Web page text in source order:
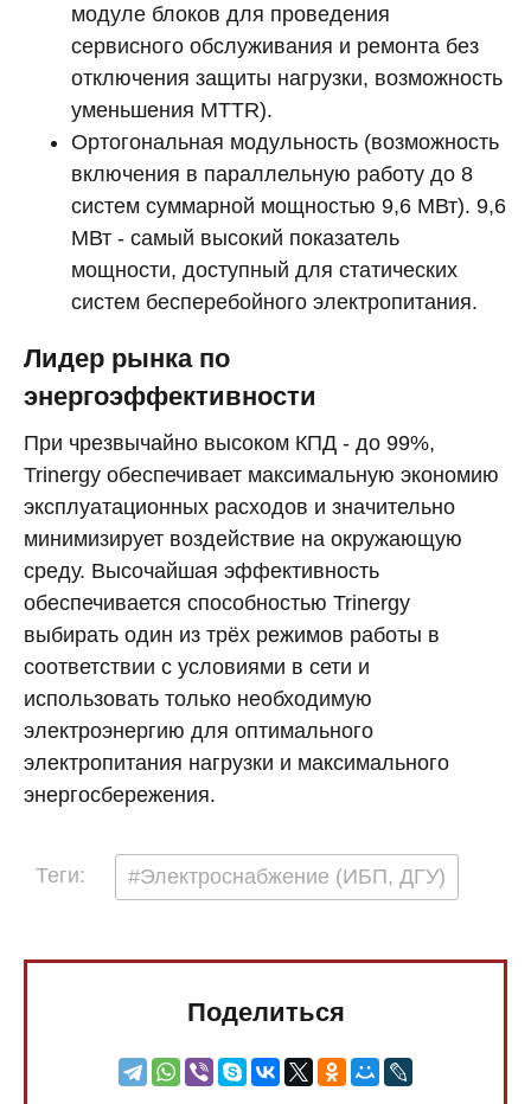
модуле блоков для проведения
сервисного обслуживания и ремонта без
отключения защиты нагрузки, возможность
уменьшения MTTR).
Ортогональная модульность (возможность
включения в параллельную работу до 8
систем суммарной мощностью 9,6 МВт). 9,6
МВт - самый высокий показатель
мощности, доступный для статических
систем бесперебойного электропитания.
Лидер рынка по
энергоэффективности
При чрезвычайно высоком КПД - до 99%,
Trinergy обеспечивает максимальную экономию
эксплуатационных расходов и значительно
минимизирует воздействие на окружающую
среду. Высочайшая эффективность
обеспечивается способностью Trinergy
выбирать один из трёх режимов работы в
соответствии с условиями в сети и
использовать только необходимую
электроэнергию для оптимального
электропитания нагрузки и максимального
энергосбережения.
Теги: #Электроснабжение (ИБП, ДГУ)
Поделиться